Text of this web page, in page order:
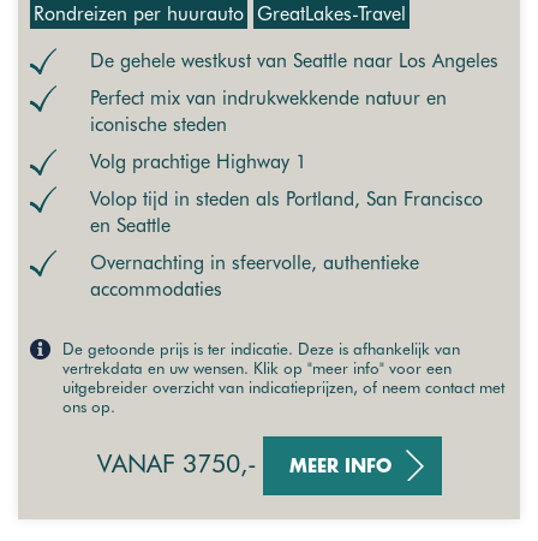
Rondreizen per huurauto GreatLakes-Travel
De gehele westkust van Seattle naar Los Angeles
Perfect mix van indrukwekkende natuur en
iconische steden
Volg prachtige Highway 1
Volop tijd in steden als Portland, San Francisco
en Seattle
Overnachting in sfeervolle, authentieke
accommodaties
De getoonde prijs is ter indicatie. Deze is afhankelijk van
vertrekdata en uw wensen. Klik op "meer info" voor een
uitgebreider overzicht van indicatieprijzen, of neem contact met
ons op.
VANAF 3750,- MEER INFO